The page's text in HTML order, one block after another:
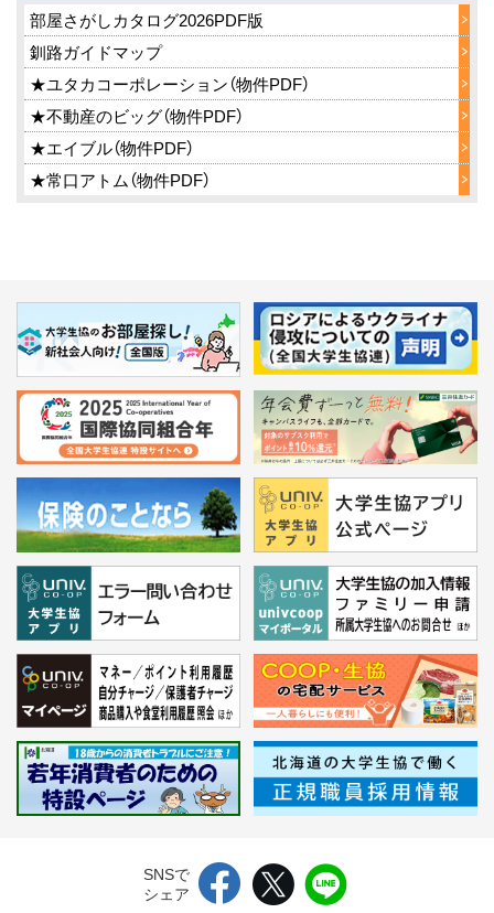
部屋さがしカタログ2026PDF版
釧路ガイドマップ
★ユタカコーポレーション（物件PDF）
★不動産のビッグ（物件PDF）
★エイブル（物件PDF）
★常口アトム（物件PDF）
SNSで
シェア